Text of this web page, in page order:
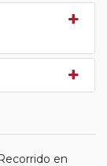
en